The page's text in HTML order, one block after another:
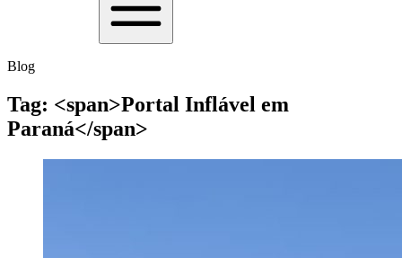
Blog
Tag: <span>Portal Inflável em
Paraná</span>